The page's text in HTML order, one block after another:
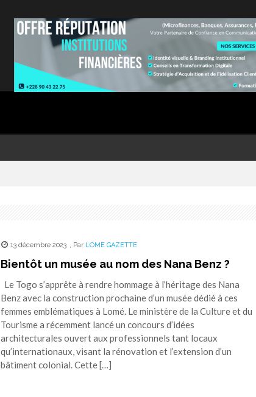
13 décembre 2023 , Par LOME GAZETTE
Bientôt un musée au nom des Nana Benz ?
Le Togo s’apprête à rendre hommage à l’héritage des Nana
Benz avec la construction prochaine d’un musée dédié à ces
femmes emblématiques à Lomé. Le ministère de la Culture et du
Tourisme a récemment lancé un concours d’idées
architecturales ouvert aux professionnels tant locaux
qu’internationaux, visant la rénovation et l’extension d’un
bâtiment colonial. Cette […]